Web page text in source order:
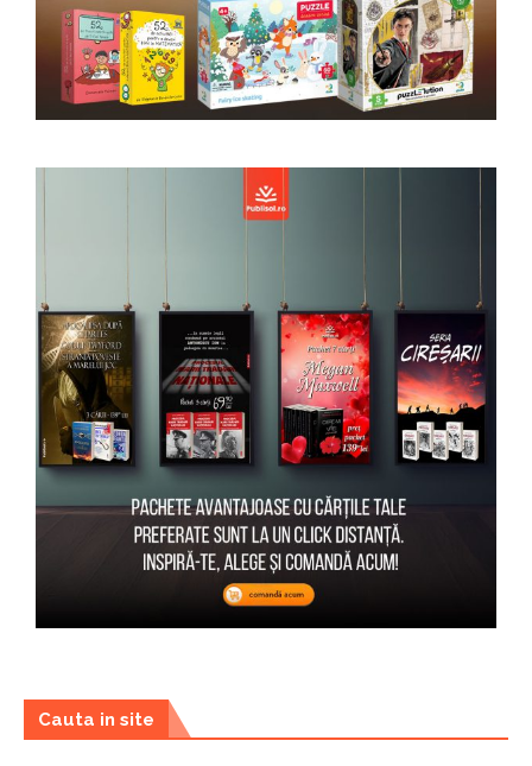
Cauta in site